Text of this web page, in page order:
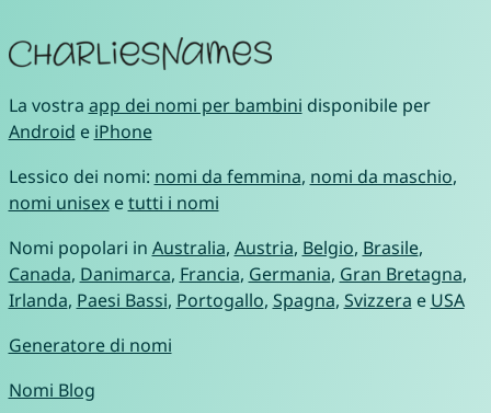
La vostra app dei nomi per bambini disponibile per
Android e iPhone
Lessico dei nomi: nomi da femmina, nomi da maschio,
nomi unisexetutti i nomi
Nomi popolari in Australia, Austria, Belgio, Brasile,
Canada, Danimarca, Francia, Germania, Gran Bretagna,
Irlanda, Paesi Bassi, Portogallo, Spagna, Svizzera e USA
Generatore di nomi
Nomi Blog